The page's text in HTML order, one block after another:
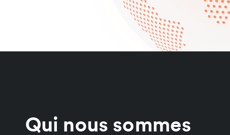
Qui nous sommes